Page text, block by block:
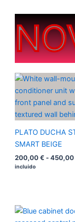
PLATO DUCHA
SMART BEIGE
200,00€ -450,00
incluido